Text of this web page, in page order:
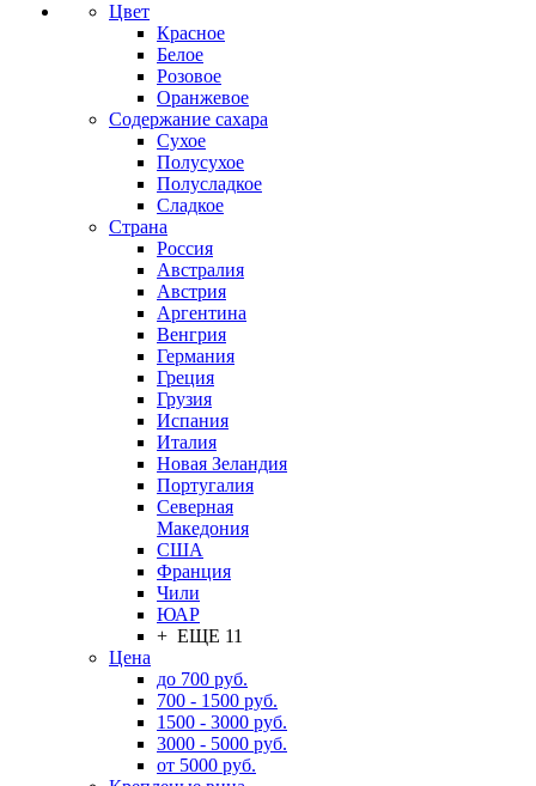
Цвет
Красное
Белое
Розовое
Оранжевое
Содержание сахара
Сухое
Полусухое
Полусладкое
Сладкое
Страна
Россия
Австралия
Австрия
Аргентина
Венгрия
Германия
Греция
Грузия
Испания
Италия
Новая Зеландия
Португалия
Северная
Македония
США
Франция
Чили
ЮАР
+ ЕЩЕ 11
Цена
до 700 руб.
700 - 1500 руб.
1500 - 3000 руб.
3000 - 5000 руб.
от 5000 руб.